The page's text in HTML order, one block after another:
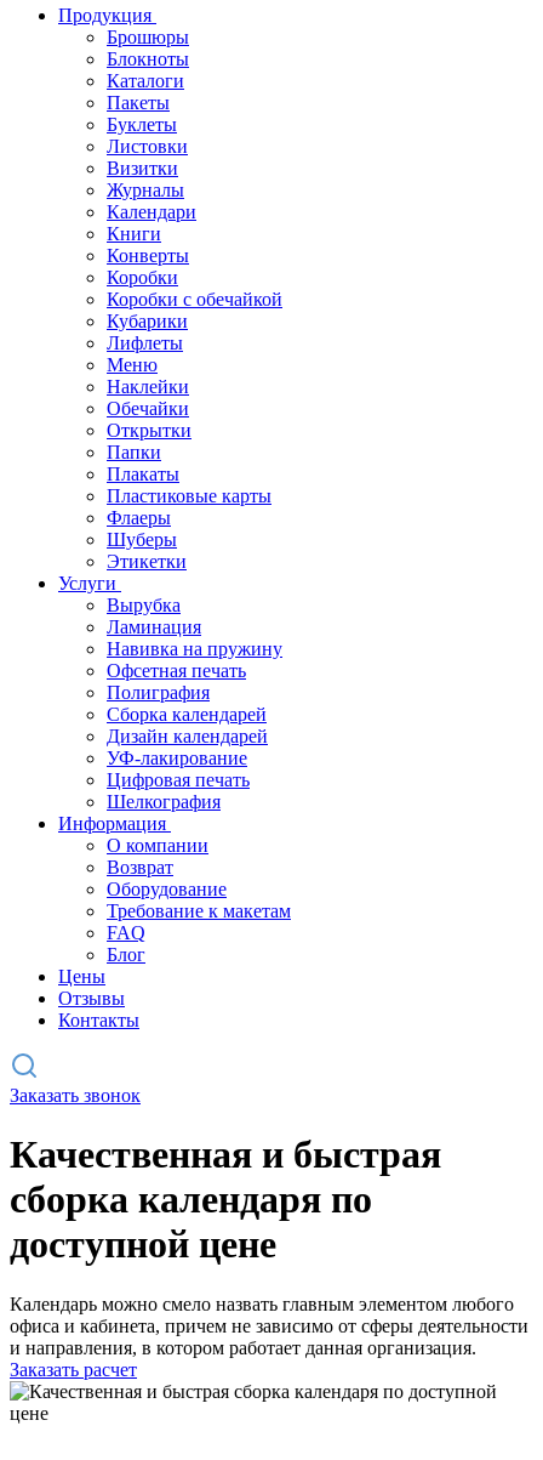
Продукция
Брошюры
Блокноты
Каталоги
Пакеты
Буклеты
Листовки
Визитки
Журналы
Календари
Книги
Конверты
Коробки
Коробки с обечайкой
Кубарики
Лифлеты
Меню
Наклейки
Обечайки
Открытки
Папки
Плакаты
Пластиковые карты
Флаеры
Шуберы
Этикетки
Услуги
Вырубка
Ламинация
Навивка на пружину
Офсетная печать
Полиграфия
Сборка календарей
Дизайн календарей
УФ-лакирование
Цифровая печать
Шелкография
Информация
О компании
Возврат
Оборудование
Требование к макетам
FAQ
Блог
Цены
Отзывы
Контакты
Заказать звонок
Качественная и быстрая
сборка календаря по
доступной цене
Календарь можно смело назвать главным элементом любого
офиса и кабинета, причем не зависимо от сферы деятельности
и направления, в котором работает данная организация.
Заказать расчет